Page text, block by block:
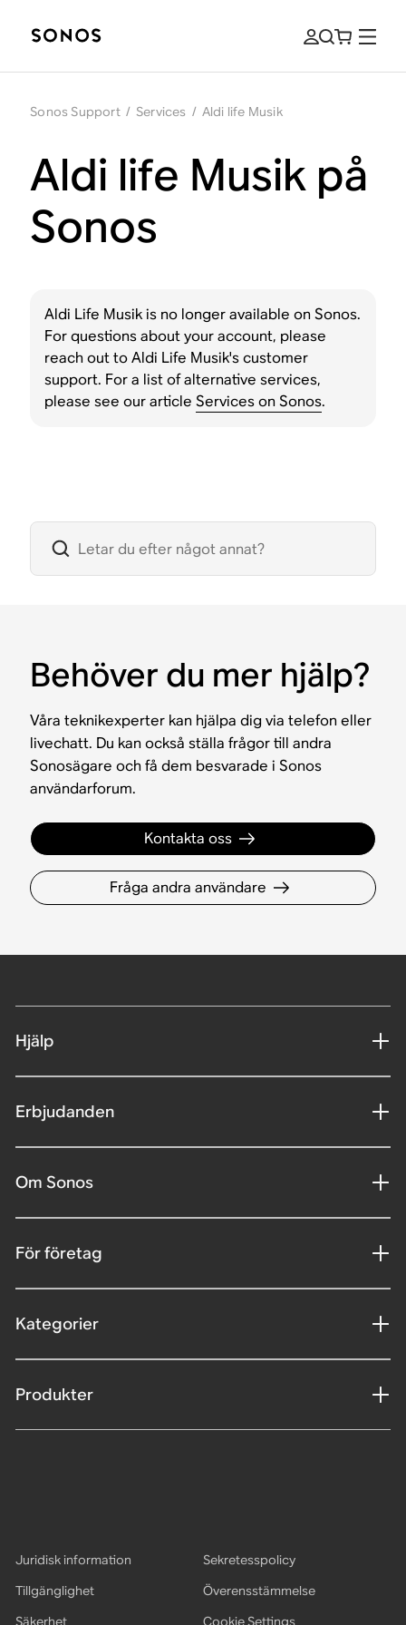
Sonos Support / Services / Aldi life Musik
Aldi life Musik på
Sonos
Aldi Life Musik is no longer available on Sonos.
For questions about your account, please
reach out to Aldi Life Musik's customer
support. For a list of alternative services,
please see our articleServices on Sonos.
Behöver du mer hjälp?
Våra teknikexperter kan hjälpa dig via telefon eller
livechatt. Du kan också ställa frågor till andra
Sonosägare och få dem besvarade i Sonos
användarforum.
Kontakta oss
Fråga andra användare
Hjälp
Erbjudanden
Om Sonos
För företag
Kategorier
Produkter
Juridisk information
Sekretesspolicy
Tillgänglighet
Överensstämmelse
Säkerhet
Cookie Settings